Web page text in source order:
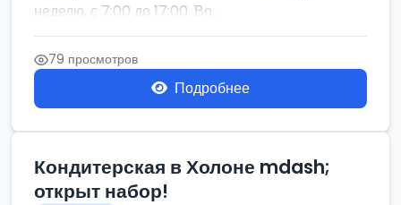
неделю, с 7:00 до 17:00. Во...
79 просмотров
Подробнее
Кондитерская в Холоне mdash;
открыт набор!